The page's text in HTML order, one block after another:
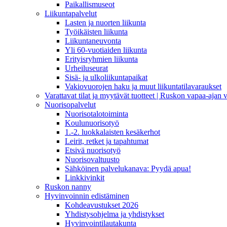
Paikallismuseot
Liikuntapalvelut
Lasten ja nuorten liikunta
Työikäisten liikunta
Liikuntaneuvonta
Yli 60-vuotiaiden liikunta
Erityisryhmien liikunta
Urheiluseurat
Sisä- ja ulkoliikuntapaikat
Vakiovuorojen haku ja muut liikuntatilavaraukset
Varattavat tilat ja myytävät tuotteet | Ruskon vapaa-ajan
Nuorisopalvelut
Nuorisotalotoiminta
Koulunuorisotyö
1.-2. luokkalaisten kesäkerhot
Leirit, retket ja tapahtumat
Etsivä nuorisotyö
Nuorisovaltuusto
Sähköinen palvelukanava: Pyydä apua!
Linkkivinkit
Ruskon nanny
Hyvinvoinnin edistäminen
Kohdeavustukset 2026
Yhdistysohjelma ja yhdistykset
Hyvinvointilautakunta